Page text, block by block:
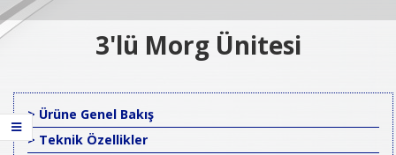
3'lü Morg Ünitesi
> Ürüne Genel Bakış
> Teknik Özellikler